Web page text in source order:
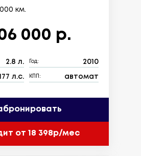
км.
000 р.
2.8 л. Год: 2010
л.с. КПП: автомат
от 18 398р/мес